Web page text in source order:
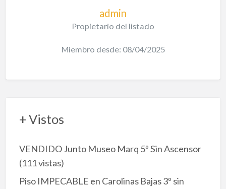
admin
Propietario del listado
Miembro desde: 08/04/2025
+ Vistos
VENDIDO Junto Museo Marq 5º Sin Ascensor
(111 vistas)
Piso IMPECABLE en Carolinas Bajas 3º sin